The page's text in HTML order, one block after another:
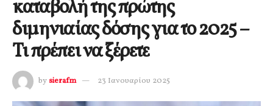
καταβολή της πρώτης
διμηνιαίας δόσης για το 2025 –
Τι πρέπει να ξέρετε
by sierafm 23 Ιανουαρίου 2025